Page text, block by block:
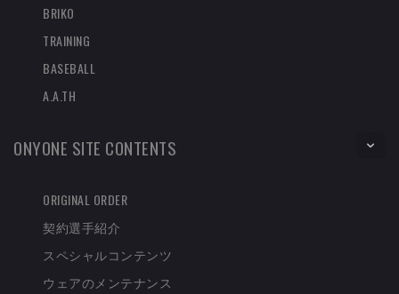
BRIKO
TRAINING
BASEBALL
A.A.TH
ONYONE SITE CONTENTS
ORIGINAL ORDER
契約選手紹介
スペシャルコンテンツ
ウェアのメンテナンス